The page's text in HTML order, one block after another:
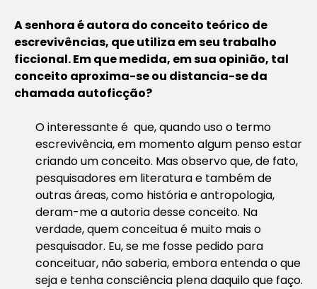
A senhora é autora do conceito teórico de
escrevivências, que utiliza em seu trabalho
ficcional. Em que medida, em sua opinião, tal
conceito aproxima-se ou distancia-se da
chamada autoficção?
O interessante é que, quando uso o termo
escrevivência, em momento algum penso estar
criando um conceito. Mas observo que, de fato,
pesquisadores em literatura e também de
outras áreas, como história e antropologia,
deram-me a autoria desse conceito. Na
verdade, quem conceitua é muito mais o
pesquisador. Eu, se me fosse pedido para
conceituar, não saberia, embora entenda o que
seja e tenha consciência plena daquilo que faço.